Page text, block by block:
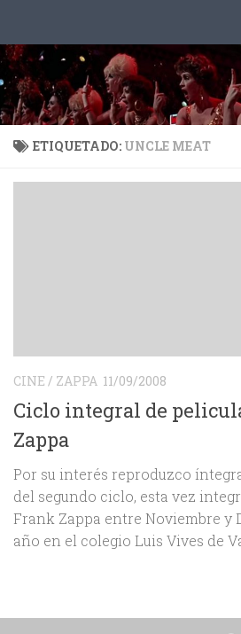
ETIQUETADO: UNCLE MEAT
CINE / ZAPPA 11/09/2008
Ciclo integral de
Zappa
Por su interés reproduzco
del segundo ciclo, esta vez
Frank Zappa entre Noviembre y
año en el colegio Luis Vives de